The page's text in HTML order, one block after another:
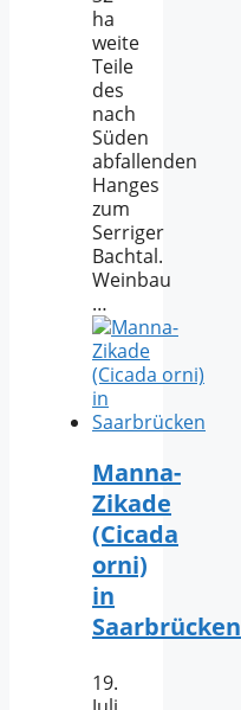
ha
weite
Teile
des
nach
Süden
abfallenden
Hanges
zum
Serriger
Bachtal.
Weinbau
…
Manna-
Zikade
(Cicada
orni)
in
Saarbrücken
19.